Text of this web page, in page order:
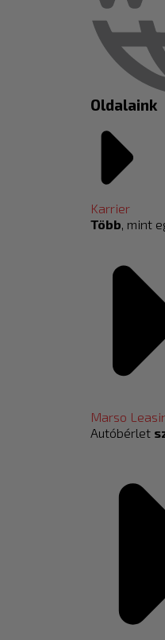
Oldalaink
Karrier
Több , mint
Marso
Autóbérlet